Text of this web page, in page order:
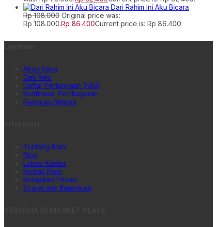
Dari Rahim Ini Aku Bicara
Rp108.000 Original price was:
Rp 108.000.Rp 86.400Current price is: Rp 86.400.
Akun Saya
Cek Resi
Daftar Pertanyaan (FAQ)
Konfirmasi Pembayaran
Panduan Belanja
Tentang Kami
Blog
Lokasi Kantor
Kontak Kami
Kebijakan Privasi
Syarat dan Ketentuan